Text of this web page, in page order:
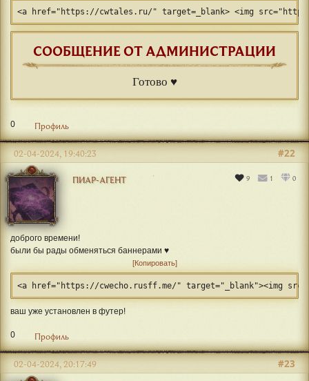
<a href="https://cwtales.ru/" target=_blank> <img
СООБЩЕНИЕ ОТ АДМИНИСТРАЦИИ
Готово ♥
0 Профиль
ПИАР-АГЕНТ 9 1 0
#22
02-04-2024, 19:40:23
доброго времени!
были бы рады обменяться баннерами ♥
Копировать
<a href="https://cwecho.rusff.me/" target="_blank"><img
ваш уже установлен в футер!
0 Профиль
#23
02-04-2024, 20:17:49